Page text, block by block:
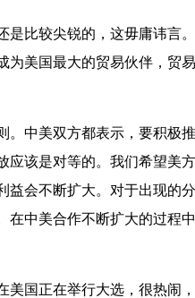
比较尖锐的，这毋庸讳言
美国最大的贸易伙伴，贸
中美双方都表示，要积极
该是对等的。我们希望美
会不断扩大。对于出现的
中美合作不断扩大的过程
国正在举行大选，很热闹